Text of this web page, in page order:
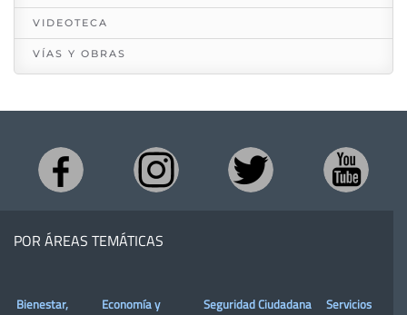
VIDEOTECA
VÍAS Y OBRAS
POR ÁREAS TEMÁTICAS
Bienestar,
Economía y
Seguridad Ciudadana
Servicios